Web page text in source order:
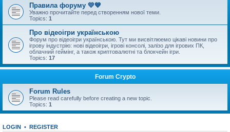
Правила форуму 💛💙
Уважно прочитайте перед створенням нової теми.
Topics: 1
Про відеоігри українською
Форум про відеоігри українською. Тут ми висвітлюемо цікаві новини про
ігрову індустрію: нові відеоігри, ігрові консолі, залізо для ігрових ПК,
облачний геймінг, а також криптовалютні та блокчейн ігри.
Topics: 17
Forum Crypto
Forum Rules
Please read carefully before creating a new topic.
Topics: 1
LOGIN • REGISTER